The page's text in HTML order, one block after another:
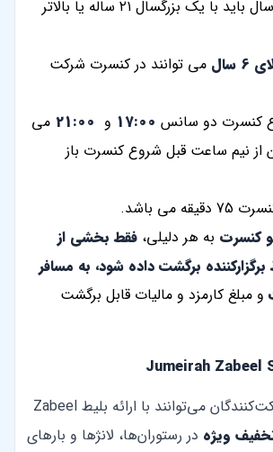
افراد زیر ۱۸ سال باید با یک بزرگسال ۲۱ ساله یا بالاتر
6 سال
می توانند در کنسرت شرکت
کنسرت دو سانس 17:00 و
می
از نیم ساعت قبل شروع کنسرت باز
می باشد.
کنسرت به هر دلیلی، فقط بخشی از
برگشت داده شود، به مسافر
و مبلغ کارمزد و مالیات قابل برگشت
در روز کنسرت، شرکت‌کنندگان می‌توانند با ارائه بلیط Zabeel
در رستوران‌ها، لانژها و بارهای